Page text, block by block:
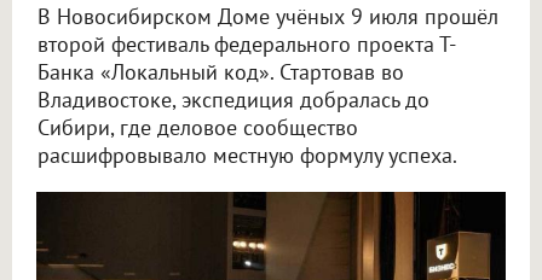
В Новосибирском Доме учёных 9 июля прошёл
второй фестиваль федерального проекта Т-
Банка «Локальный код». Стартовав во
Владивостоке, экспедиция добралась до
Сибири, где деловое сообщество
расшифровывало местную формулу успеха.